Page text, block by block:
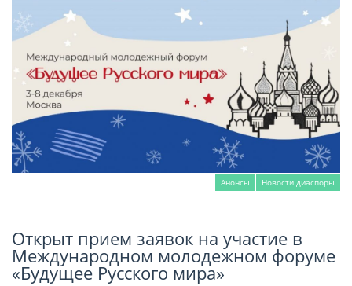
Анонсы Новости диаспоры
Читать далее
Открыт прием заявок на участие в
Международном молодежном форуме
«Будущее Русского мира»